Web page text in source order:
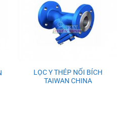
LỌC Y THÉP NỐI BÍCH
TAIWAN CHINA